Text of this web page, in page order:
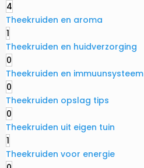
4
Theekruiden en aroma
1
Theekruiden en huidverzorging
0
Theekruiden en immuunsysteem
0
Theekruiden opslag tips
0
Theekruiden uit eigen tuin
1
Theekruiden voor energie